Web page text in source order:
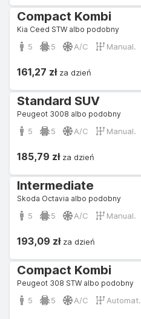
Compact Kombi
Kia Ceed STW albo podobny
5 5 A/C Manual.
161,27 złza dzień
Standard SUV
Peugeot 3008 albo podobny
5 5 A/C Manual.
185,79 złza dzień
Intermediate
Skoda Octavia albo podobny
5 5 A/C Manual.
193,09 złza dzień
Compact Kombi
Peugeot 308 STW albo podobny
5 5 A/C Automat.